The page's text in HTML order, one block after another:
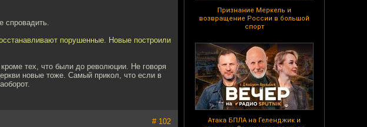
Признание Меркель и
возвращение России в большой
спорт
Атака БПЛА на Геленджик и
спровадить.
порушенные. Новые построили
тех, что были до революции. Не говоря
новые тоже. Самый прикол, что если в
# 102